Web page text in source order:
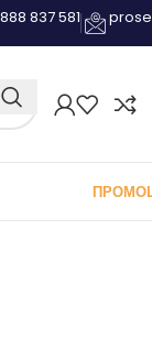
837 581